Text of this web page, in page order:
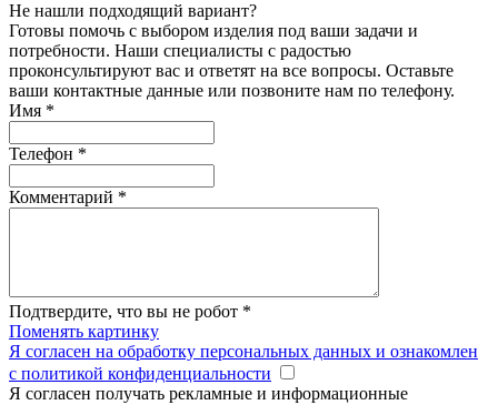
Не нашли подходящий вариант?
Готовы помочь с выбором изделия под ваши задачи и
потребности. Наши специалисты с радостью
проконсультируют вас и ответят на все вопросы. Оставьте
ваши контактные данные или позвоните нам по телефону.
Имя *
Телефон *
Комментарий *
Подтвердите, что вы не робот *
Поменять картинку
Я согласен на обработку персональных данных и ознакомлен
с политикой конфиденциальности
Я согласен получать рекламные и информационные